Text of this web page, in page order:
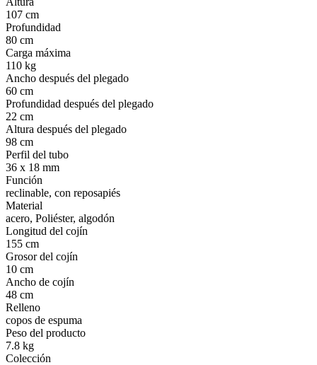
107 cm
Profundidad
80 cm
Carga máxima
110 kg
Ancho después del plegado
60 cm
Profundidad después del plegado
22 cm
Altura después del plegado
98 cm
Perfil del tubo
36 x 18 mm
Función
reclinable, con reposapiés
Material
acero, Poliéster, algodón
Longitud del cojín
155 cm
Grosor del cojín
10 cm
Ancho de cojín
48 cm
Relleno
copos de espuma
Peso del producto
7.8 kg
Colección